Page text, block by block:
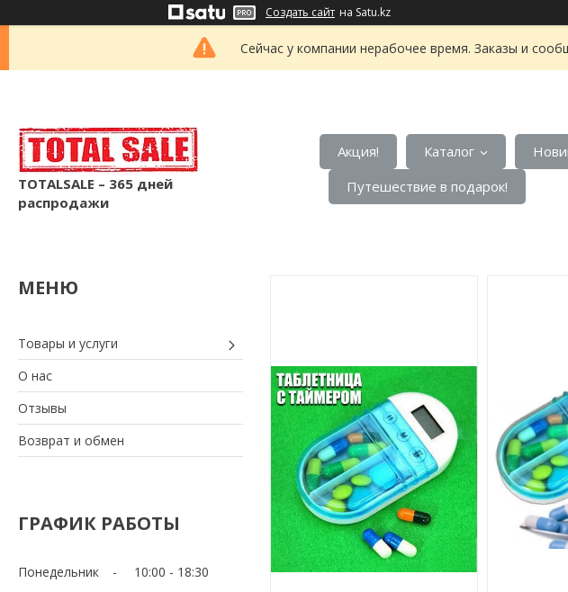
Создать сайт на Satu.kz
Сейчас у компании нерабочее время. Заказы и
TOTALSALE – 365 дней
распродажи
Акция! Каталог
Путешествие в подарок!
Товары и услуги
О нас
Отзывы
Возврат и обмен
ГРАФИК РАБОТЫ
Понедельник 10:00
18:30